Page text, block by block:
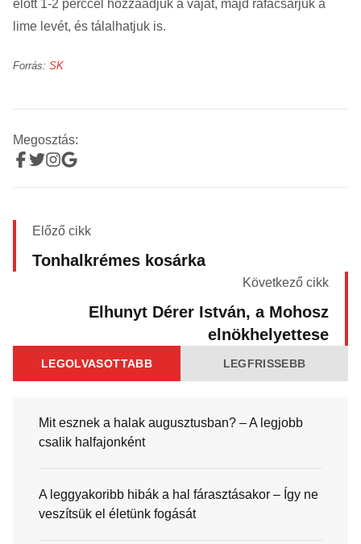
előtt 1-2 perccel hozzáadjuk a vajat, majd ráfacsarjuk a
lime levét, és tálalhatjuk is.
Forrás: SK
Megosztás:
Előző cikk
Tonhalkrémes kosárka
Következő cikk
Elhunyt Dérer István, a Mohosz
elnökhelyettese
LEGOLVASOTTABB LEGFRISSEBB
Mit esznek a halak augusztusban? – A legjobb
csalik halfajonként
A leggyakoribb hibák a hal fárasztásakor – Így ne
veszítsük el életünk fogását